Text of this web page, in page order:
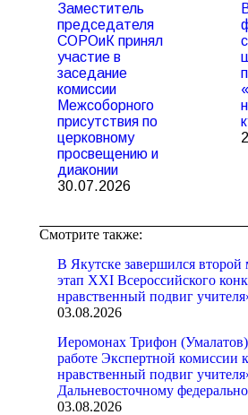
Заместитель
председателя
СОРОиК принял
участие в
заседание
комиссии
Межсоборного
присутствия по
церковному
просвещению и
диаконии
30.07.2026
Смотрите также:
В Якутске завершился
этап XXI Всероссийского
нравственный подвиг
03.08.2026
Иеромонах Трифон
работе Экспертной комиссии
нравственный подвиг
Дальневосточному
03.08.2026